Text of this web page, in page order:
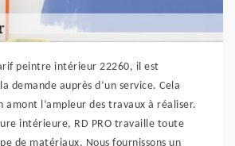
peintre intérieur 22260, il est
demande auprès d’un service. Cela
amont l’ampleur des travaux à réaliser.
intérieure, RD PRO travaille toute
de matériaux. Nous fournissons un